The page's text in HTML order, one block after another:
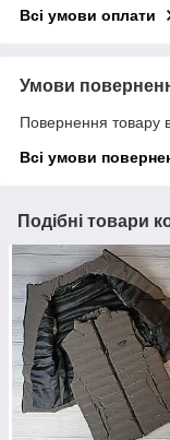
Всі умови оплати
Умови
Повернення товару
Всі умови
Подібні товари